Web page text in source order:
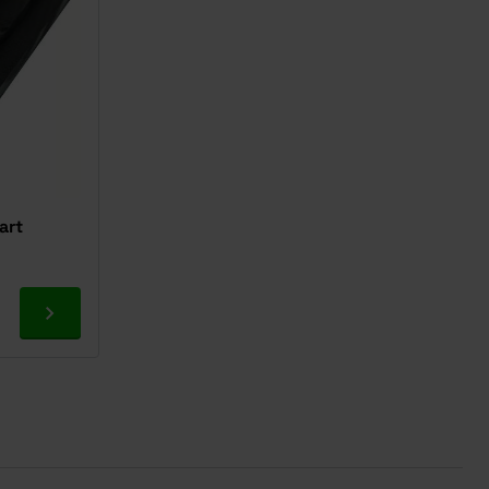
Ga naar product